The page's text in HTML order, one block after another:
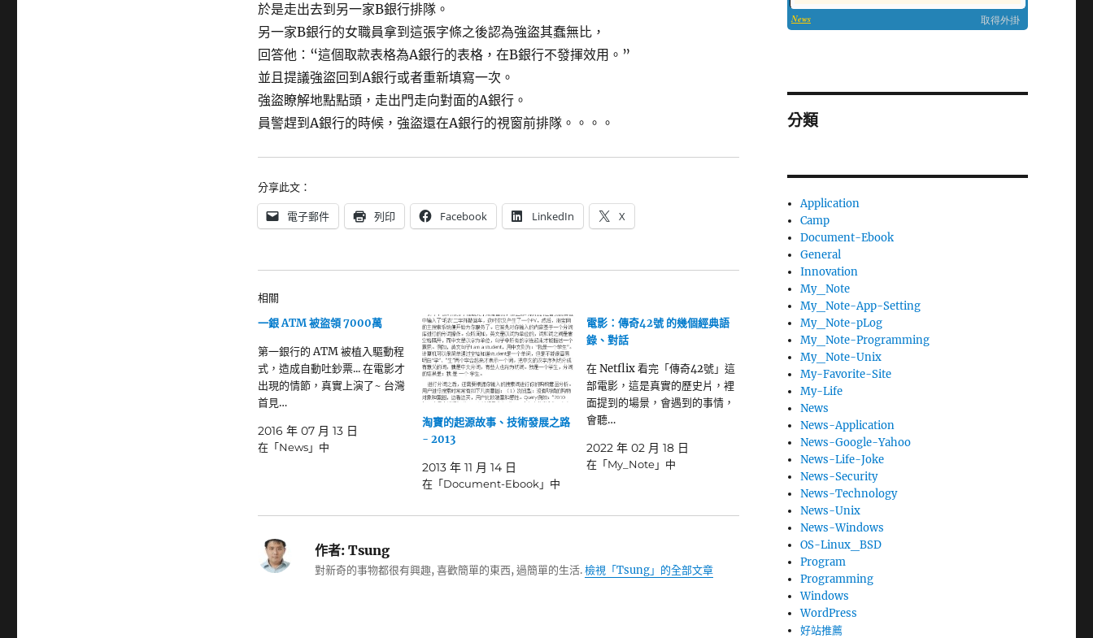
於是走出去到另一家B銀行排隊。
另一家B銀行的女職員拿到這張字條之後認為強盜其蠢無比，
回答他：“這個取款表格為A銀行的表格，在B銀行不發揮效用。”
並且提議強盜回到A銀行或者重新填寫一次。
強盜瞭解地點點頭，走出門走向對面的A銀行。
員警趕到A銀行的時候，強盜還在A銀行的視窗前排隊。。。。
分享此文：
電子郵件 列印 Facebook LinkedIn X
相關
一銀 ATM 被盜領 7000萬
第一銀行的 ATM 被植入驅動程
式，造成自動吐鈔票... 在電影才
出現的情節，真實上演了~ 台灣
首見…
2016 年 07 月 13 日
在「News」中
淘寶的起源故事、技術發展之路
- 2013
2013 年 11 月 14 日
在「Document-Ebook」中
電影：傳奇42號 的幾個經典語
錄、對話
在 Netflix 看完「傳奇42號」這
部電影，這是真實的歷史片，裡
面提到的場景，會遇到的事情，
會聽…
2022 年 02 月 18 日
在「My_Note」中
作者:Tsung
對新奇的事物都很有興趣, 喜歡簡單的東西, 過簡單的生活.檢視「Tsung」的全部文章
分類
Application
Camp
Document-Ebook
General
Innovation
My_Note
My_Note-App-Setting
My_Note-pLog
My_Note-Programming
My_Note-Unix
My-Favorite-Site
My-Life
News
News-Application
News-Google-Yahoo
News-Life-Joke
News-Security
News-Technology
News-Unix
News-Windows
OS-Linux_BSD
Program
Programming
Windows
WordPress
好站推薦